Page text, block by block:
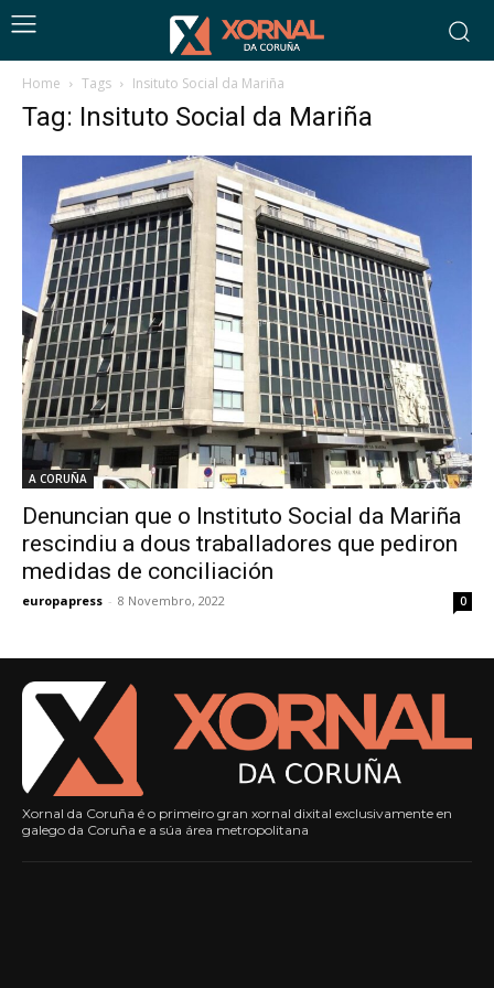
Home Tags Insituto Social da Mariña
Tag: Insituto Social da Mariña
A CORUÑA
Denuncian que o Instituto Social da Mariña
rescindiu a dous traballadores que pediron
medidas de conciliación
europapress - 8 Novembro, 2022 0
Xornal da Coruña é o primeiro gran xornal dixital exclusivamente en
galego da Coruña e a súa área metropolitana